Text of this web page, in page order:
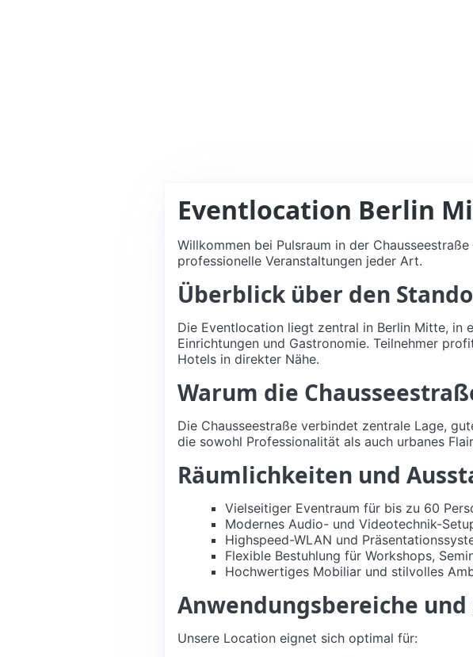
Eventlocation Berlin
Willkommen bei Pulsraum in der
professionelle Veranstaltungen jeder Art.
Überblick über den
Die Eventlocation liegt zentral in Berlin Mitte, in
Einrichtungen und Gastronomie. Teilnehmer
Hotels in direkter Nähe.
Warum die
Die Chausseestraße verbindet zentrale Lage,
die sowohl Professionalität als auch urbanes
Räumlichkeiten und
Vielseitiger Eventraum für bis zu 60
Modernes Audio- und Videotechnik-
Highspeed-WLAN und
Flexible Bestuhlung für Workshops,
Hochwertiges Mobiliar und stilvolles
Anwendungsbereiche und
Unsere Location eignet sich optimal für: